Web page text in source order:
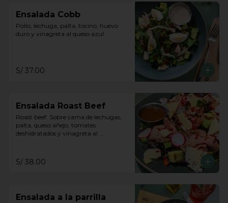
Ensalada Cobb
Pollo, lechuga, palta, tocino, huevo
duro y vinagreta al queso azul.
S/ 37.00
Ensalada Roast Beef
Roast beef. Sobre cama de lechugas,
palta, queso añejo, tomates
deshidratados y vinagreta al
S/ 38.00
Ensalada a la parrilla